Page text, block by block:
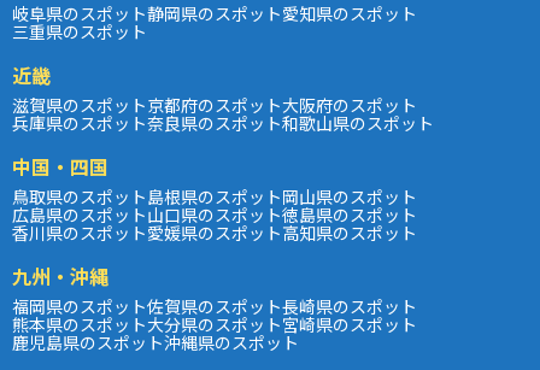
岐阜県のスポット静岡県のスポット愛知県のスポット
三重県のスポット
近畿
滋賀県のスポット京都府のスポット大阪府のスポット
兵庫県のスポット奈良県のスポット和歌山県のスポット
中国・四国
鳥取県のスポット島根県のスポット岡山県のスポット
広島県のスポット山口県のスポット徳島県のスポット
香川県のスポット愛媛県のスポット高知県のスポット
九州・沖縄
福岡県のスポット佐賀県のスポット長崎県のスポット
熊本県のスポット大分県のスポット宮崎県のスポット
鹿児島県のスポット沖縄県のスポット